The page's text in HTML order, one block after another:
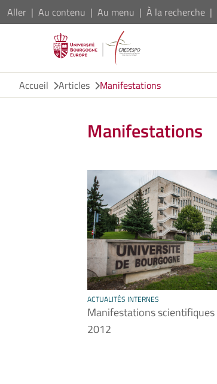
Aller Au contenu Au menu À la recherche
Accueil
Articles Manifestations
Manifestations
ACTUALITÉS INTERNES
Manifestations scientifiques
2012